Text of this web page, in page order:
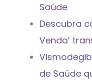
Saúde
Descubra
Venda’
de Saúde